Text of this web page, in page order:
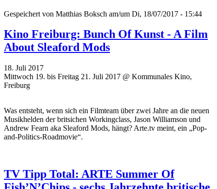
Gespeichert von Matthias Boksch am/um Di, 18/07/2017 - 15:44
Kino Freiburg: Bunch Of Kunst - A Film
About Sleaford Mods
18. Juli 2017
Mittwoch 19. bis Freitag 21. Juli 2017 @ Kommunales Kino,
Freiburg
Was entsteht, wenn sich ein Filmteam über zwei Jahre an die neuen
Musikhelden der britsichen Workingclass, Jason Williamson und
Andrew Fearn aka Sleaford Mods, hängt? Arte.tv meint, ein „Pop-
and-Politics-Roadmovie“.
TV Tipp Total: ARTE Summer Of